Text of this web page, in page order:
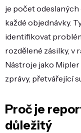
je počet
každé objednávky.
identifikovat
rozdělené zásilky, v
Nástroje jako
zprávy, přetvářející
Proč je
důležitý